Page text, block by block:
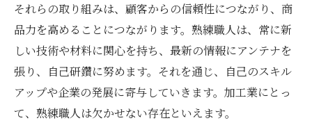
それらの取り組みは、顧客からの信頼性につながり、商
品力を高めることにつながります。熟練職人は、常に新
しい技術や材料に関心を持ち、最新の情報にアンテナを
張り、自己研鑽に努めます。それを通じ、自己のスキル
アップや企業の発展に寄与していきます。加工業にとっ
て、熟練職人は欠かせない存在といえます。